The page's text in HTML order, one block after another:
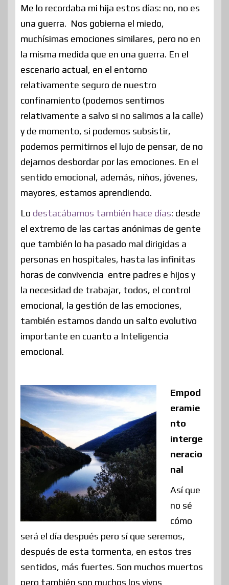
Me lo recordaba mi hija estos días: no, no es
una guerra. Nos gobierna el miedo,
muchísimas emociones similares, pero no en
la misma medida que en una guerra. En el
escenario actual, en el entorno
relativamente seguro de nuestro
confinamiento (podemos sentirnos
relativamente a salvo si no salimos a la calle)
y de momento, si podemos subsistir,
podemos permitirnos el lujo de pensar, de no
dejarnos desbordar por las emociones. En el
sentido emocional, además, niños, jóvenes,
mayores, estamos aprendiendo.
Lo destacábamos también hace días: desde
el extremo de las cartas anónimas de gente
que también lo ha pasado mal dirigidas a
personas en hospitales, hasta las infinitas
horas de convivencia entre padres e hijos y
la necesidad de trabajar, todos, el control
emocional, la gestión de las emociones,
también estamos dando un salto evolutivo
importante en cuanto a Inteligencia
emocional.
Empod
eramie
nto
interge
neracio
nal
Así que
no sé
cómo
será el día después pero sí que seremos,
después de esta tormenta, en estos tres
sentidos, más fuertes. Son muchos muertos
pero también son muchos los vivos